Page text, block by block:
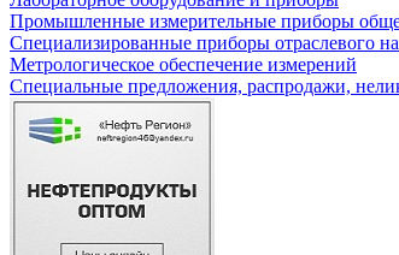
Промышленные измерительные приборы
Специализированные приборы отраслевого
Метрологическое обеспечение измерений
Специальные предложения, распродажи,